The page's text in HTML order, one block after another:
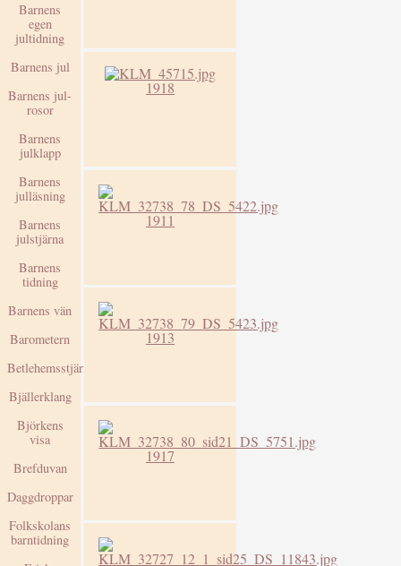
Barnens
egen
jultidning
Barnens jul
Barnens jul-
rosor
Barnens
julklapp
Barnens
julläsning
Barnens
julstjärna
Barnens
tidning
Barnens vän
Barometern
Betlehemsstjärnan
Bjällerklang
Björkens
visa
Brefduvan
Daggdroppar
Folkskolans
barntidning
1918
1911
1913
1917